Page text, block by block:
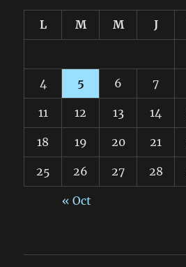
L M M J
4 5 6 7
11 12 13 14
18 19 20 21
25 26 27 28
« Oct